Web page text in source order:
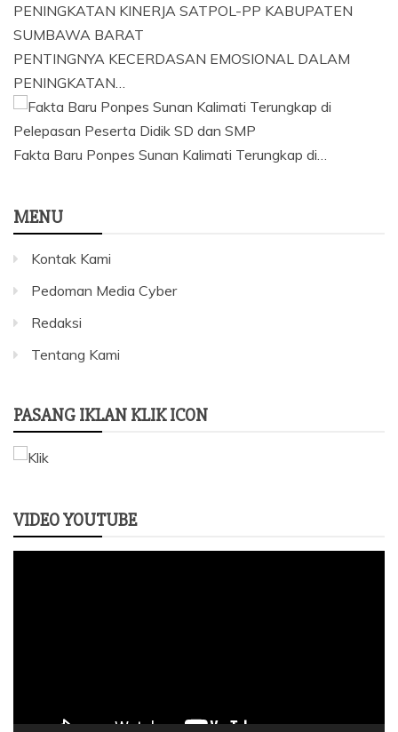
PENTINGNYA KECERDASAN EMOSIONAL DALAM
PENINGKATAN…
Fakta Baru Ponpes Sunan Kalimati Terungkap di…
MENU
Kontak Kami
Pedoman Media Cyber
Redaksi
Tentang Kami
PASANG IKLAN KLIK ICON
VIDEO YOUTUBE